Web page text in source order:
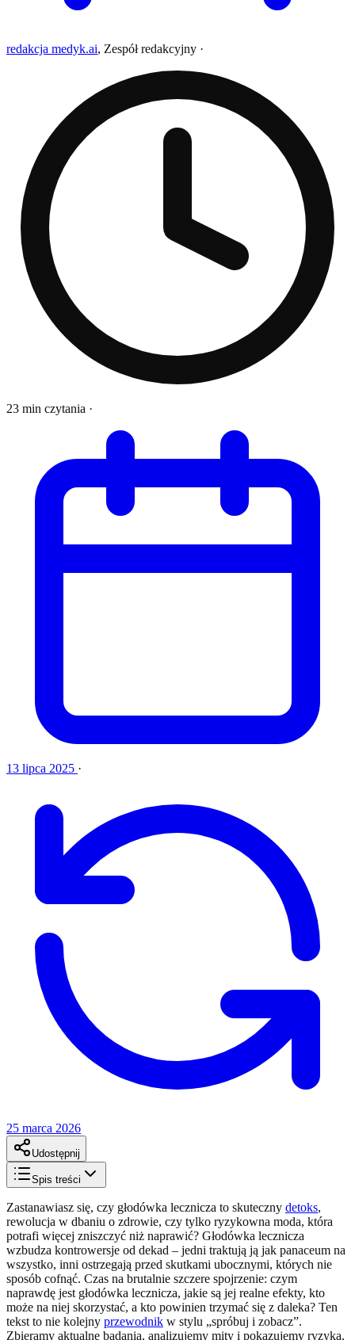
redakcja medyk.ai, Zespół redakcyjny ·
23 min czytania ·
13 lipca 2025 ·
25 marca 2026
Udostępnij
Spis treści
Zastanawiasz się, czy głodówka lecznicza to skuteczny detoks,
rewolucja w dbaniu o zdrowie, czy tylko ryzykowna moda, która
potrafi więcej zniszczyć niż naprawić? Głodówka lecznicza
wzbudza kontrowersje od dekad – jedni traktują ją jak panaceum na
wszystko, inni ostrzegają przed skutkami ubocznymi, których nie
sposób cofnąć. Czas na brutalnie szczere spojrzenie: czym
naprawdę jest głodówka lecznicza, jakie są jej realne efekty, kto
może na niej skorzystać, a kto powinien trzymać się z daleka? Ten
tekst to nie kolejny przewodnik w stylu „spróbuj i zobacz”.
Zbieramy aktualne badania, analizujemy mity i pokazujemy ryzyka,